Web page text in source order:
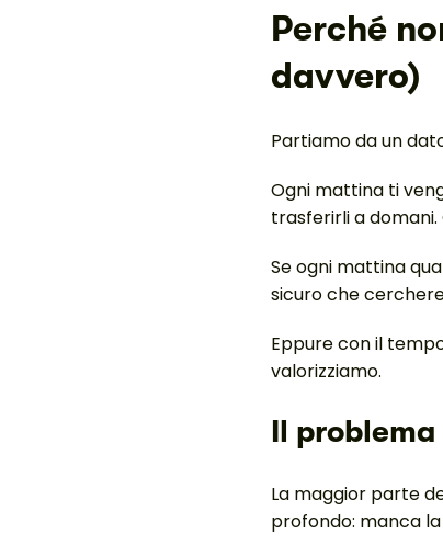
Perché
davvero)
Partiamo da un
Ogni mattina ti
trasferirli a domani.
Se ogni mattina
sicuro che
Eppure con il
valorizziamo.
Il
La maggior parte
profondo: manca